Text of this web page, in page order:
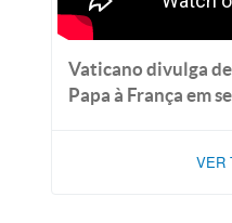
Vaticano divulga
Papa à França em
VER